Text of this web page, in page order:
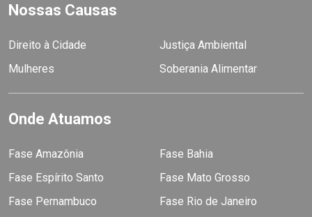
Nossas Causas
Direito à Cidade
Justiça Ambiental
Mulheres
Soberania Alimentar
Onde Atuamos
Fase Amazônia
Fase Bahia
Fase Espírito Santo
Fase Mato Grosso
Fase Pernambuco
Fase Rio de Janeiro